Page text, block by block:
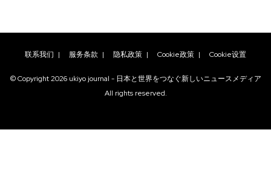
联系我们 | 服务条款 | 隐私政策 | Cookie政策 | Cookie设置
© Copyright2026 ukiyo journal - 日本と世界をつなぐ新しいニュースメディア
All rights reserved.